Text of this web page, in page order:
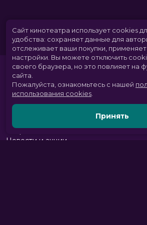
Скоро в кино
Новости и акции
Сайт кинотеатра использует cookies
удобства: сохраняет данные для
отслеживает ваши покупки,
настройки. Вы можете отключить
своего браузера, но это повлияет на
сайта.
Пожалуйста, ознакомьтесь с нашей
использования cookies
Принять